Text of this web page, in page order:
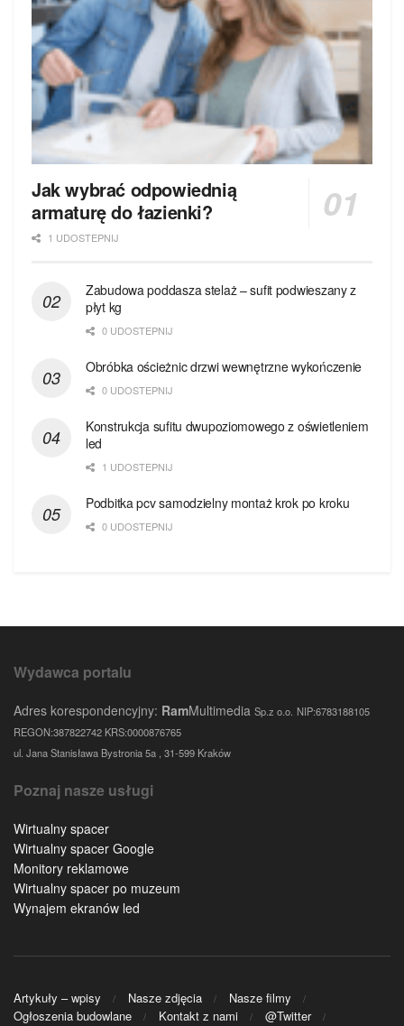
Jak wybrać odpowiednią
armaturę do łazienki?
1 UDOSTEPNIJ
Zabudowa poddasza stelaż – sufit podwieszany z
płyt kg
0 UDOSTEPNIJ
Obróbka ościeżnic drzwi wewnętrzne wykończenie
0 UDOSTEPNIJ
Konstrukcja sufitu dwupoziomowego z oświetleniem
led
1 UDOSTEPNIJ
Podbitka pcv samodzielny montaż krok po kroku
0 UDOSTEPNIJ
Wydawca portalu
Adres korespondencyjny: RamMultimedia Sp.z o.o. NIP:6783188105
REGON:387822742 KRS:0000876765
ul. Jana Stanisława Bystronia 5a , 31-599 Kraków
Poznaj nasze usługi
Wirtualny spacer
Wirtualny spacer Google
Monitory reklamowe
Wirtualny spacer po muzeum
Wynajem ekranów led
Artykuły – wpisy Nasze zdjęcia
Nasze filmy
Ogłoszenia budowlane
Kontakt z nami
@Twitter